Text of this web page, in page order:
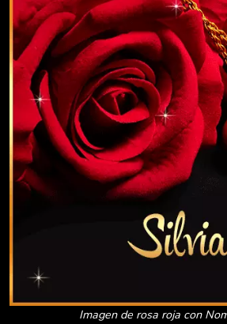
Imagen de rosa roja con